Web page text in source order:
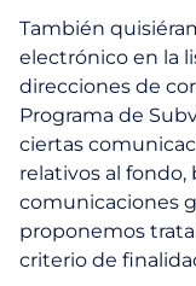
También
electrónico en la
direcciones de
Programa de
ciertas
relativos al
comunicaciones
proponemos
criterio de